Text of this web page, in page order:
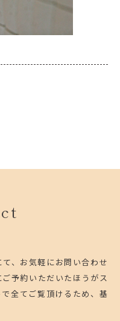
、お気軽にお問い合わせ
予約いただいたほうがス
全てご覧頂けるため、基